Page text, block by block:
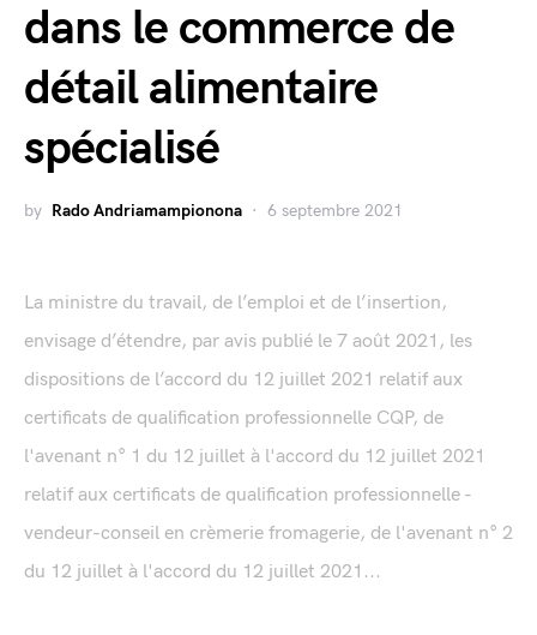
dans le commerce de
détail alimentaire
spécialisé
by Rado Andriamampionona 6 septembre 2021
La ministre du travail, de l’emploi et de l’insertion,
envisage d’étendre, par avis publié le 7 août 2021, les
dispositions de l’accord du 12 juillet 2021 relatif aux
certificats de qualification professionnelle CQP, de
l'avenant n° 1 du 12 juillet à l'accord du 12 juillet 2021
relatif aux certificats de qualification professionnelle -
vendeur-conseil en crèmerie fromagerie, de l'avenant n° 2
du 12 juillet à l'accord du 12 juillet 2021...